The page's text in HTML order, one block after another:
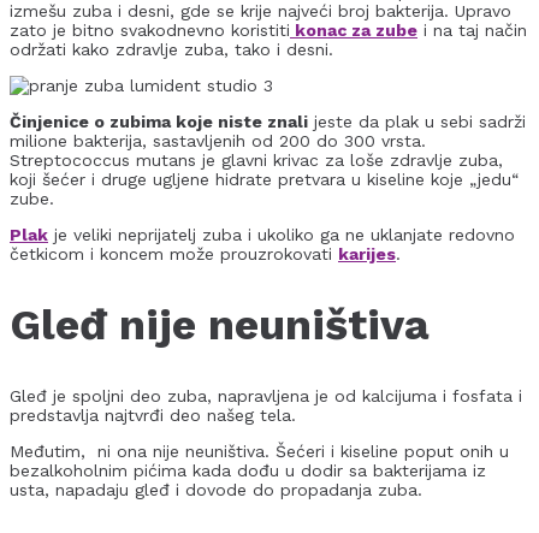
izmešu zuba i desni, gde se krije najveći broj bakterija. Upravo
zato je bitno svakodnevno koristiti konac za zube i na taj način
održati kako zdravlje zuba, tako i desni.
Činjenice o zubima koje niste znali jeste da plak u sebi sadrži
milione bakterija, sastavljenih od 200 do 300 vrsta.
Streptococcus mutans je glavni krivac za loše zdravlje zuba,
koji šećer i druge ugljene hidrate pretvara u kiseline koje „jedu“
zube.
Plak je veliki neprijatelj zuba i ukoliko ga ne uklanjate redovno
četkicom i koncem može prouzrokovati karijes.
Gleđ nije neuništiva
Gleđ je spoljni deo zuba, napravljena je od kalcijuma i fosfata i
predstavlja najtvrđi deo našeg tela.
Međutim, ni ona nije neuništiva. Šećeri i kiseline poput onih u
bezalkoholnim pićima kada dođu u dodir sa bakterijama iz
usta, napadaju gleđ i dovode do propadanja zuba.